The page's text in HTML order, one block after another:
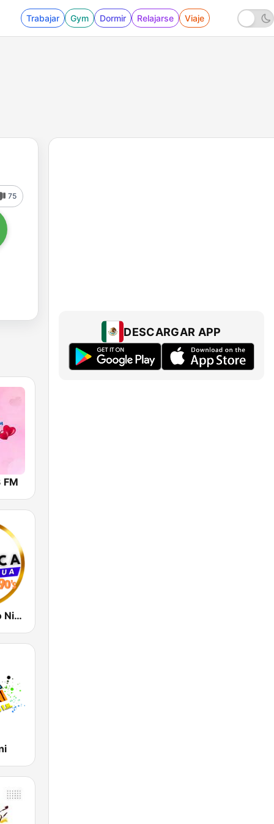
Trabajar Gym Dormir Relajarse Viaje
75
FM
Radio Clasico Nicaragua
DESCARGAR APP